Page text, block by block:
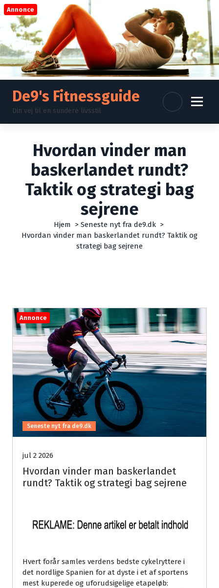
d
r
e
t
i
d
Annonce
De9's Fitnessguide
Din vej til en sundere livsstil
Hvordan vinder man
baskerlandet rundt?
Taktik og strategi bag
sejrene
Hjem > Seneste nyt fra de9.dk>
Hvordan vinder man baskerlandet rundt? Taktik og
strategi bag sejrene
Annonce
Seneste nyt fra de9.dk
jul 2 2026
Hvordan vinder man baskerlandet
rundt? Taktik og strategi bag sejrene
Hvert forår samles verdens bedste cykelryttere i
det nordlige Spanien for at dyste i et af sportens
mest kuperede og uforudsigelige etapeløb: